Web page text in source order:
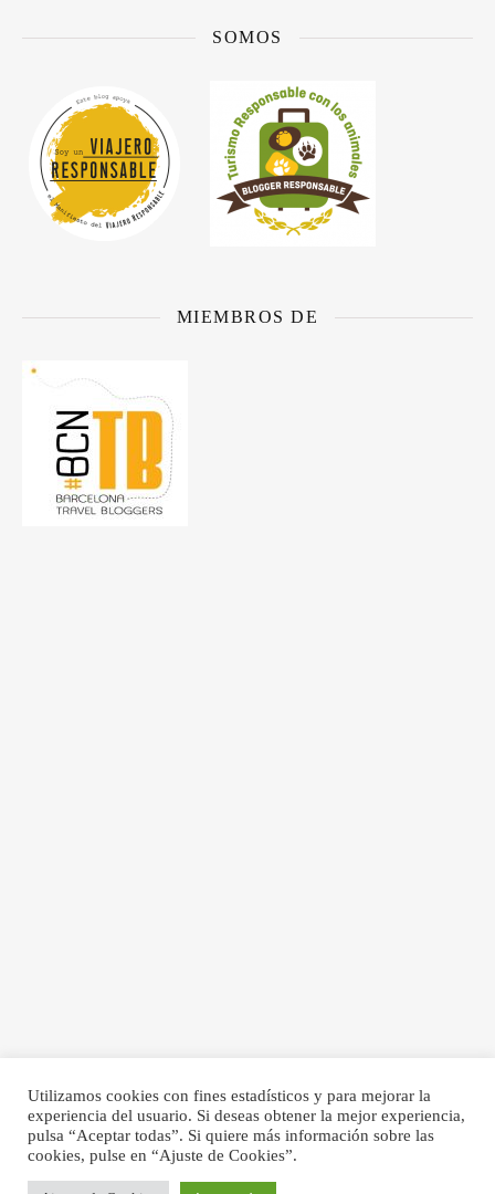
SOMOS
MIEMBROS DE
Utilizamos cookies con fines estadísticos y para mejorar la
experiencia del usuario. Si deseas obtener la mejor experiencia,
pulsa “Aceptar todas”. Si quiere más información sobre las
cookies, pulse en “Ajuste de Cookies”.